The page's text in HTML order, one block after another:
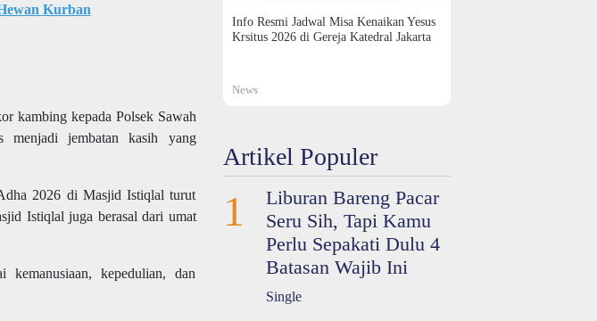
Kurban
kambing kepada Polsek Sawah
menjadi jembatan kasih yang
2026 di Masjid Istiqlal turut
Istiqlal juga berasal dari umat
kepedulian, dan
Info Resmi Jadwal Misa Kenaikan Yesus
Krsitus 2026 di Gereja Katedral Jakarta
News
Artikel Populer
1
Liburan Bareng Pacar
Seru Sih, Tapi Kamu
Perlu Sepakati Dulu 4
Batasan Wajib Ini
Single